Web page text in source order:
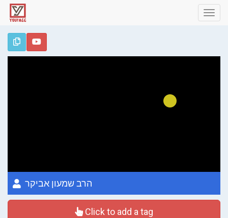
הרב שמעון אביקר
Click to add a tag